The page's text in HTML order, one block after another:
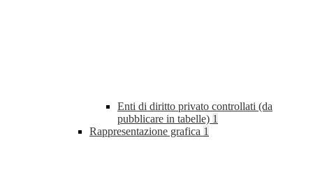
Enti di diritto privato controllati (da
pubblicare in tabelle) 1
Rappresentazione grafica 1